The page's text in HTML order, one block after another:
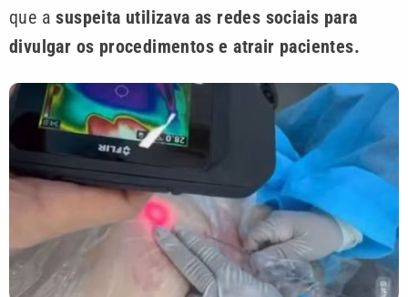
que asuspeita utilizava as redes sociais para
divulgar os procedimentos e atrair pacientes.